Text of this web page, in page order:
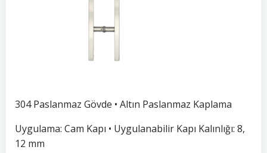
304 Paslanmaz Gövde • Altın Paslanmaz Kaplama
Uygulama: Cam Kapı • Uygulanabilir Kapı Kalınlığı: 8,
12 mm